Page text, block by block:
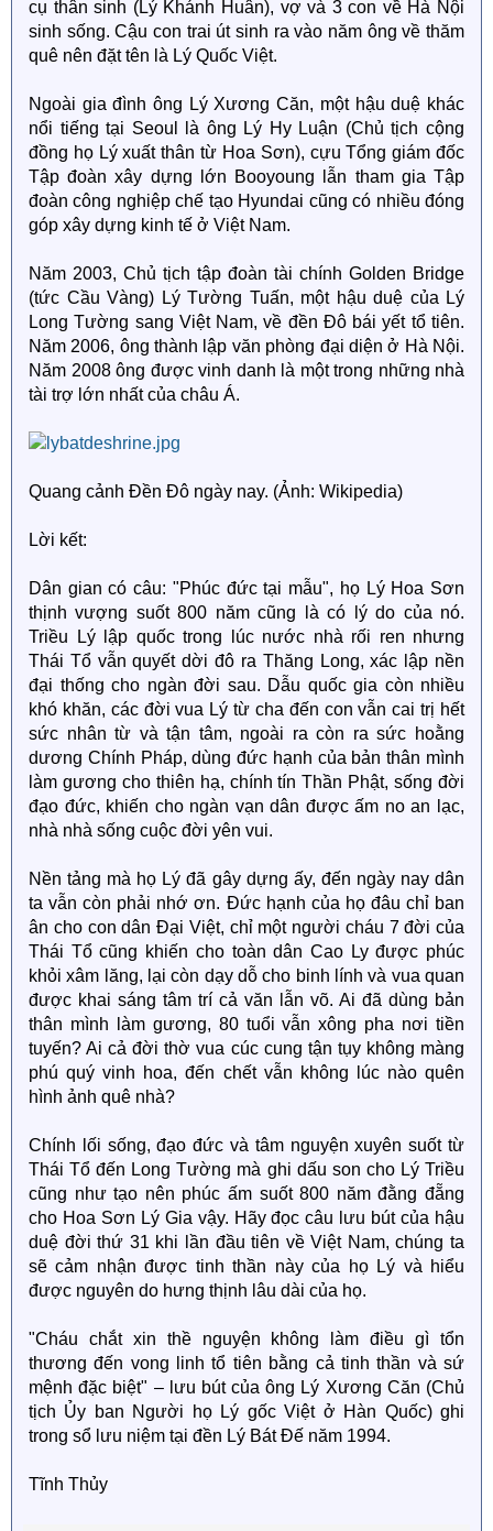
cụ thân sinh (Lý Khánh Huân), vợ và 3 con về Hà Nội
sinh sống. Cậu con trai út sinh ra vào năm ông về thăm
quê nên đặt tên là Lý Quốc Việt.
Ngoài gia đình ông Lý Xương Căn, một hậu duệ khác
nổi tiếng tại Seoul là ông Lý Hy Luận (Chủ tịch cộng
đồng họ Lý xuất thân từ Hoa Sơn), cựu Tổng giám đốc
Tập đoàn xây dựng lớn Booyoung lẫn tham gia Tập
đoàn công nghiệp chế tạo Hyundai cũng có nhiều đóng
góp xây dựng kinh tế ở Việt Nam.
Năm 2003, Chủ tịch tập đoàn tài chính Golden Bridge
(tức Cầu Vàng) Lý Tường Tuấn, một hậu duệ của Lý
Long Tường sang Việt Nam, về đền Đô bái yết tổ tiên.
Năm 2006, ông thành lập văn phòng đại diện ở Hà Nội.
Năm 2008 ông được vinh danh là một trong những nhà
tài trợ lớn nhất của châu Á.
Quang cảnh Đền Đô ngày nay. (Ảnh: Wikipedia)
Lời kết:
Dân gian có câu: "Phúc đức tại mẫu", họ Lý Hoa Sơn
thịnh vượng suốt 800 năm cũng là có lý do của nó.
Triều Lý lập quốc trong lúc nước nhà rối ren nhưng
Thái Tổ vẫn quyết dời đô ra Thăng Long, xác lập nền
đại thống cho ngàn đời sau. Dẫu quốc gia còn nhiều
khó khăn, các đời vua Lý từ cha đến con vẫn cai trị hết
sức nhân từ và tận tâm, ngoài ra còn ra sức hoằng
dương Chính Pháp, dùng đức hạnh của bản thân mình
làm gương cho thiên hạ, chính tín Thần Phật, sống đời
đạo đức, khiến cho ngàn vạn dân được ấm no an lạc,
nhà nhà sống cuộc đời yên vui.
Nền tảng mà họ Lý đã gây dựng ấy, đến ngày nay dân
ta vẫn còn phải nhớ ơn. Đức hạnh của họ đâu chỉ ban
ân cho con dân Đại Việt, chỉ một người cháu 7 đời của
Thái Tổ cũng khiến cho toàn dân Cao Ly được phúc
khỏi xâm lăng, lại còn dạy dỗ cho binh lính và vua quan
được khai sáng tâm trí cả văn lẫn võ. Ai đã dùng bản
thân mình làm gương, 80 tuổi vẫn xông pha nơi tiền
tuyến? Ai cả đời thờ vua cúc cung tận tụy không màng
phú quý vinh hoa, đến chết vẫn không lúc nào quên
hình ảnh quê nhà?
Chính lối sống, đạo đức và tâm nguyện xuyên suốt từ
Thái Tổ đến Long Tường mà ghi dấu son cho Lý Triều
cũng như tạo nên phúc ấm suốt 800 năm đằng đẵng
cho Hoa Sơn Lý Gia vậy. Hãy đọc câu lưu bút của hậu
duệ đời thứ 31 khi lần đầu tiên về Việt Nam, chúng ta
sẽ cảm nhận được tinh thần này của họ Lý và hiểu
được nguyên do hưng thịnh lâu dài của họ.
"Cháu chắt xin thề nguyện không làm điều gì tổn
thương đến vong linh tổ tiên bằng cả tinh thần và sứ
mệnh đặc biệt" – lưu bút của ông Lý Xương Căn (Chủ
tịch Ủy ban Người họ Lý gốc Việt ở Hàn Quốc) ghi
trong sổ lưu niệm tại đền Lý Bát Đế năm 1994.
Tĩnh Thủy